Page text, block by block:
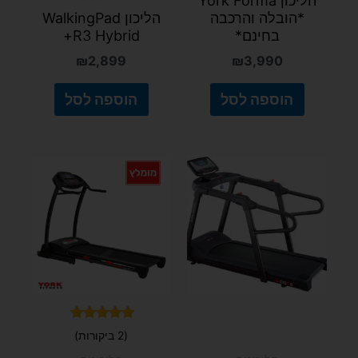
*הובלה והרכבה
בחינם*
₪3,990
הוספה לסל
הליכון WalkingPad
R3 Hybrid+
₪2,899
הוספה לסל
דורג
5.00
(2 ביקורות)